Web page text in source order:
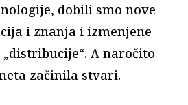
dobili smo nove
i znanja i izmenjene
A naročito
začinila stvari.